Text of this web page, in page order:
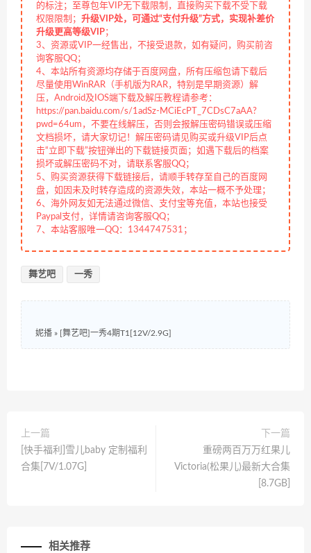
的标注；至尊包年VIP无下载限制，直接购买下载不受下载
权限限制； 升级VIP处，可通过“支付升级”方式，实现补差价
升级更高等级VIP；
3、资源或VIP一经售出，不接受退款，如有疑问，购买前咨
询客服QQ；
4、本站所有资源均存储于百度网盘，所有压缩包请下载后
尽量使用WinRAR（手机版为RAR，特别是早期资源）解
压，Android及IOS端下载及解压教程请参考：
https://pan.baidu.com/s/1adSz-MCiEcPT_7CDsC7aAA?
pwd=64um，不要在线解压，否则会报解压密码错误或压缩
文档损坏，请大家切记！解压密码请见购买或升级VIP后点
击“立即下载”按钮弹出的下载链接页面；如遇下载后的档案
损坏或解压密码不对，请联系客服QQ；
5、购买资源获得下载链接后，请顺手转存至自己的百度网
盘，如因未及时转存造成的资源失效，本站一概不予处理；
6、海外网友如无法通过微信、支付宝等充值，本站也接受
Paypal支付，详情请咨询客服QQ；
7、本站客服唯一QQ：1344747531；
舞艺吧 一秀
妮播 » [舞艺吧]一秀4期T1[12V/2.9G]
上一篇
[快手福利]雪儿baby 定制福利
合集[7V/1.07G]
下一篇
重磅两百万万红果儿
Victoria(松果儿)最新大合集
[8.7GB]
相关推荐